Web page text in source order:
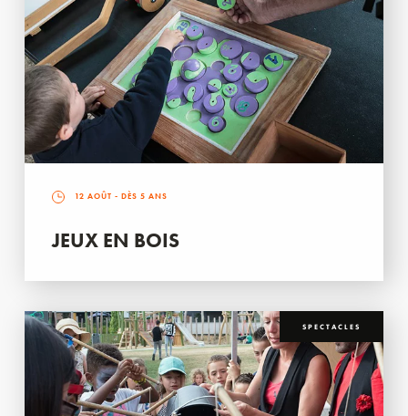
12 AOÛT - DÈS 5 ANS
JEUX EN BOIS
SPECTACLES